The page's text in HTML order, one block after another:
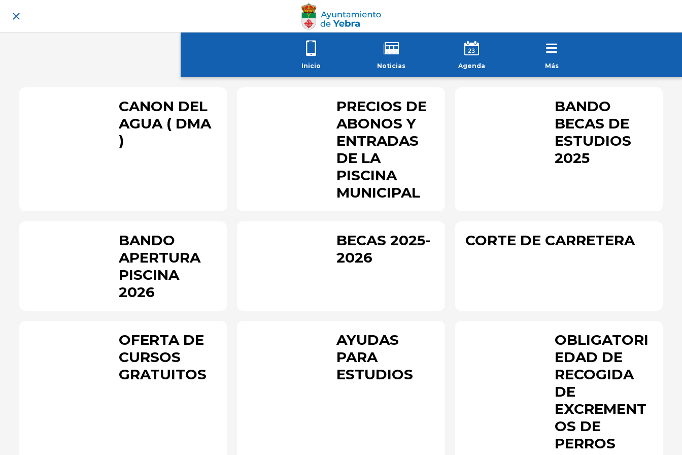
Inicio Noticias Agenda Más
CANON DEL
AGUA ( DMA
)
PRECIOS DE
ABONOS Y
ENTRADAS
DE LA
PISCINA
MUNICIPAL
BANDO
BECAS DE
ESTUDIOS
2025
BANDO
APERTURA
PISCINA
2026
BECAS 2025-
2026
CORTE DE CARRETERA
OFERTA DE
CURSOS
GRATUITOS
AYUDAS
PARA
ESTUDIOS
OBLIGATORI
EDAD DE
RECOGIDA
DE
EXCREMENT
OS DE
PERROS